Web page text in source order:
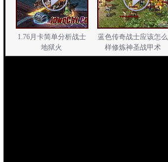
1.76月卡简单分析战士
地狱火
蓝色传奇战士应该怎么
样修炼神圣战甲术